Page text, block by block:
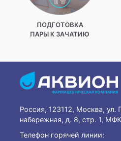
ПОДГОТОВКА
ПАРЫ К ЗАЧАТИЮ
Россия, 123112, Москва, ул.
набережная, д. 8, стр. 1,
Телефон горячей линии: